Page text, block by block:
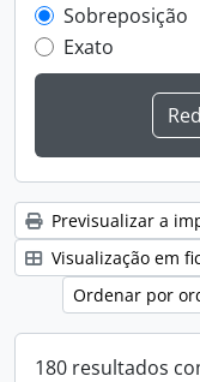
Sobreposição
Exato
Previsualizar a
Visualização em
Ordenar por
180 resultados